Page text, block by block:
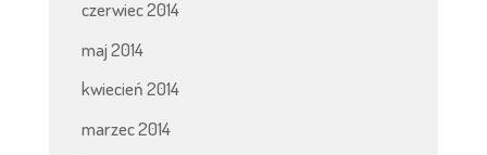
czerwiec 2014
maj 2014
kwiecień 2014
marzec 2014